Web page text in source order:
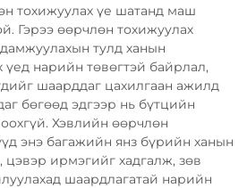
тохижуулах үе шатанд маш
Гэрээ өөрчлөн тохижуулах
тулд ханын
үед нарийн төвөгтэй байрлал,
шаарддаг цахилгаан ажилд
бөгөөд эдгээр нь бүтцийн
Хэвлийн өөрчлөн
энэ багажийн янз бүрийн ханын
ирмэгийг хадгалж, зөв
шаардлагатай нарийн